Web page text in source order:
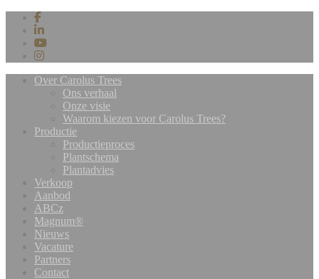
Over Carolus Trees
Ons verhaal
Onze visie
Waarom kiezen voor Carolus Trees?
Productie
Productieproces
Plantschema
Plantadvies
Verkoop
Aanbod
ABCz
Magnum®
Nieuws
Vacature
Partners
Contact